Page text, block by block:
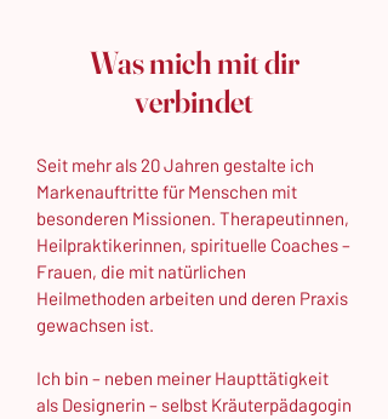
Was mich mit dir
verbindet
Seit mehr als 20 Jahren gestalte ich
Markenauftritte für Menschen mit
besonderen Missionen. Therapeutinnen,
Heilpraktikerinnen, spirituelle Coaches –
Frauen, die mit natürlichen
Heilmethoden arbeiten und deren Praxis
gewachsen ist.
Ich bin – neben meiner Haupttätigkeit
als Designerin – selbst Kräuterpädagogin